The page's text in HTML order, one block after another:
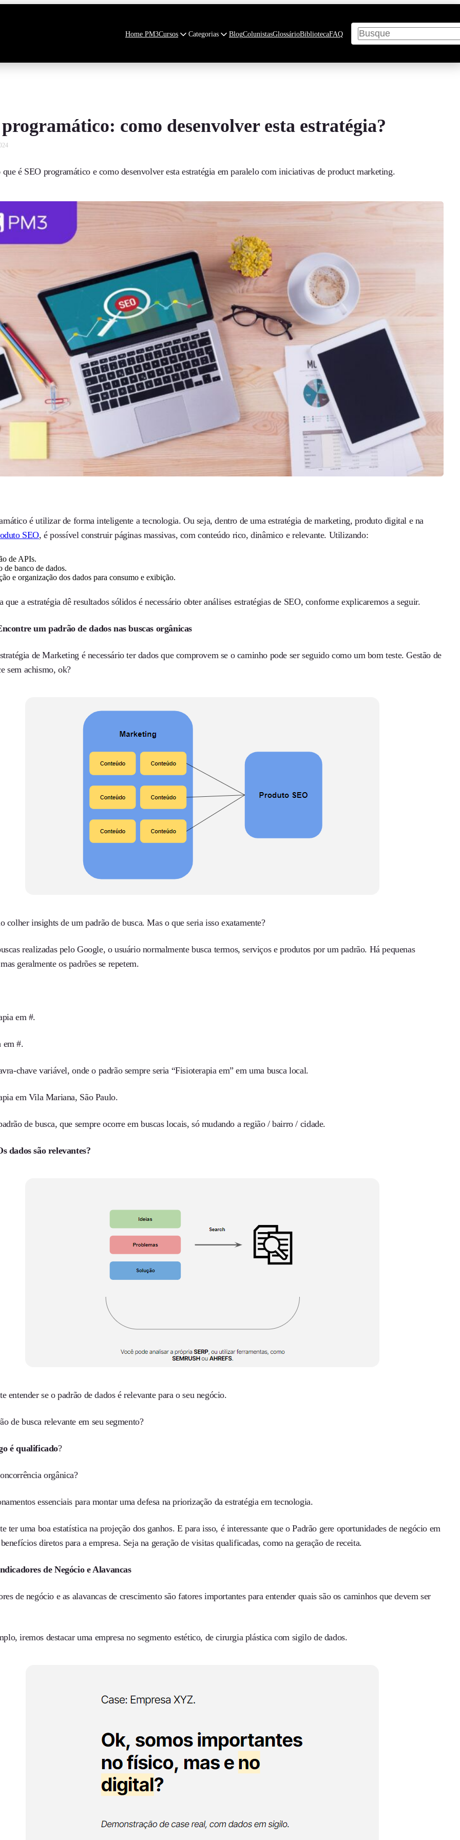
Home PM3Cursos Categorias BlogColunistasGlossárioBibliotecaFAQ
Pesquisar
como desenvolver esta estratégia?
que é SEO programático e como desenvolver esta estratégia em paralelo com iniciativas de product marketing.
é utilizar de forma inteligente a tecnologia. Ou seja, dentro de uma estratégia de marketing, produto digital e na
SEO, é possível construir páginas massivas, com conteúdo rico, dinâmico e relevante. Utilizando:
de APIs.
de banco de dados.
e organização dos dados para consumo e exibição.
que a estratégia dê resultados sólidos é necessário obter análises estratégias de SEO, conforme explicaremos a seguir.
um padrão de dados nas buscas orgânicas
de Marketing é necessário ter dados que comprovem se o caminho pode ser seguido como um bom teste. Gestão de
sem achismo, ok?
colher insights de um padrão de busca. Mas o que seria isso exatamente?
realizadas pelo Google, o usuário normalmente busca termos, serviços e produtos por um padrão. Há pequenas
geralmente os padrões se repetem.
em #.
em #.
chave variável, onde o padrão sempre seria “Fisioterapia em” em uma busca local.
em Vila Mariana, São Paulo.
de busca, que sempre ocorre em buscas locais, só mudando a região / bairro / cidade.
dados são relevantes?
entender se o padrão de dados é relevante para o seu negócio.
de busca relevante em seu segmento?
é qualificado?
orgânica?
essenciais para montar uma defesa na priorização da estratégia em tecnologia.
ter uma boa estatística na projeção dos ganhos. E para isso, é interessante que o Padrão gere oportunidades de negócio em
diretos para a empresa. Seja na geração de visitas qualificadas, como na geração de receita.
de Negócio e Alavancas
de negócio e as alavancas de crescimento são fatores importantes para entender quais são os caminhos que devem ser
iremos destacar uma empresa no segmento estético, de cirurgia plástica com sigilo de dados.